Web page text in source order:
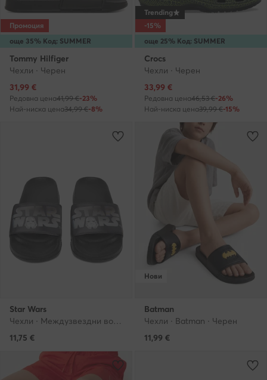
още 35% Код: SUMMER
Промоция
Tommy Hilfiger
Чехли · Черен
Актуална цена
31,99 €
Редовна цена41,99 €-23%
Най-ниска цена34,99 €-8%
още 25% Код: SUMMER
Trending
-15%
Crocs
Чехли · Черен
Актуална цена
33,99 €
Редовна цена46,53 €-26%
Най-ниска цена39,99 €-15%
Star Wars
Чехли · Междузвездни войни · Черен
11,75 €
Нови
Batman
Чехли · Batman · Черен
11,99 €